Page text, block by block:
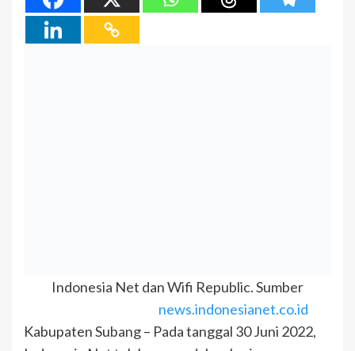
Indonesia Net dan Wifi Republic. Sumber
news.indonesianet.co.id
Kabupaten Subang – Pada tanggal 30 Juni 2022,